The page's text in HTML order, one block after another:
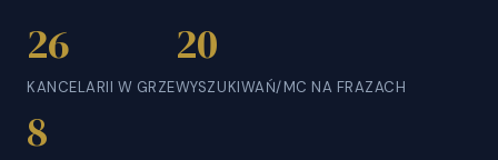
26
KANCELARII W GRZE
20
WYSZUKIWAŃ/MC NA FRAZACH
8